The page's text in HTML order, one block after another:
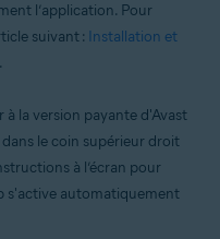
l’application. Pour
suivant : Installation et
.
la version payante d'Avast
dans le coin supérieur droit
à l’écran pour
s'active automatiquement